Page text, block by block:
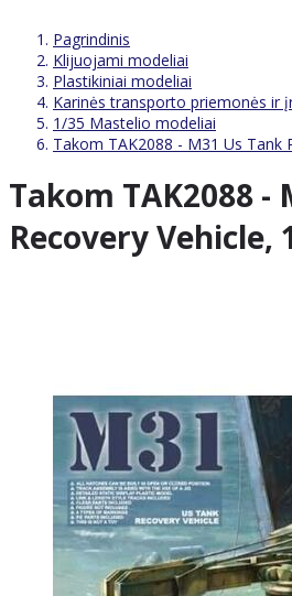
Pagrindinis
Klijuojami modeliai
Plastikiniai modeliai
Karinės transporto priemonės ir
1/35 Mastelio modeliai
Takom TAK2088 - M31 Us Tank
Takom TAK2088 -
Recovery Vehicle,